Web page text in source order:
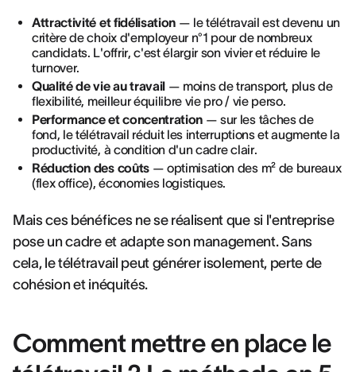
Attractivité et fidélisation — le télétravail est devenu un
critère de choix d'employeur n°1 pour de nombreux
candidats. L'offrir, c'est élargir son vivier et réduire le
turnover.
Qualité de vie au travail — moins de transport, plus de
flexibilité, meilleur équilibre vie pro / vie perso.
Performance et concentration — sur les tâches de
fond, le télétravail réduit les interruptions et augmente la
productivité, à condition d'un cadre clair.
Réduction des coûts— optimisation des m² de bureaux
(flex office), économies logistiques.
Mais ces bénéfices ne se réalisent que si l'entreprise
pose un cadre et adapte son management. Sans
cela, le télétravail peut générer isolement, perte de
cohésion et inéquités.
Comment mettre en place le